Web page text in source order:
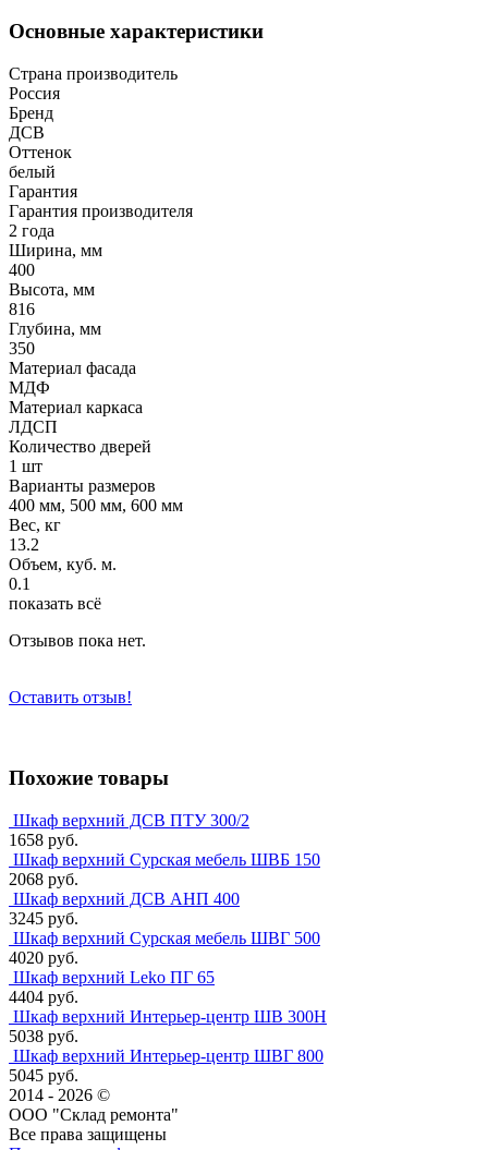
Основные характеристики
Страна производитель
Россия
Бренд
ДСВ
Оттенок
белый
Гарантия
Гарантия производителя
2 года
Ширина, мм
400
Высота, мм
816
Глубина, мм
350
Материал фасада
МДФ
Материал каркаса
ЛДСП
Количество дверей
1 шт
Варианты размеров
400 мм, 500 мм, 600 мм
Вес, кг
13.2
Объем, куб. м.
0.1
показать всё
Отзывов пока нет.
Оставить отзыв!
Похожие товары
Шкаф верхний ДСВ ПТУ 300/2
1658 руб.
Шкаф верхний Сурская мебель ШВБ 150
2068 руб.
Шкаф верхний ДСВ АНП 400
3245 руб.
Шкаф верхний Сурская мебель ШВГ 500
4020 руб.
Шкаф верхний Leko ПГ 65
4404 руб.
Шкаф верхний Интерьер-центр ШВ 300Н
5038 руб.
Шкаф верхний Интерьер-центр ШВГ 800
5045 руб.
2014 - 2026 ©
ООО "Склад ремонта"
Все права защищены